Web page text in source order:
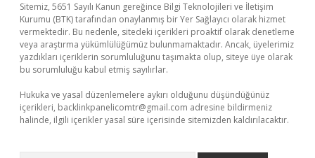
Sitemiz, 5651 Sayılı Kanun gereğince Bilgi Teknolojileri ve İletişim
Kurumu (BTK) tarafından onaylanmış bir Yer Sağlayıcı olarak hizmet
vermektedir. Bu nedenle, sitedeki içerikleri proaktif olarak denetleme
veya araştırma yükümlülüğümüz bulunmamaktadır. Ancak, üyelerimiz
yazdıkları içeriklerin sorumluluğunu taşımakta olup, siteye üye olarak
bu sorumluluğu kabul etmiş sayılırlar.
Hukuka ve yasal düzenlemelere aykırı olduğunu düşündüğünüz
içerikleri, backlinkpanelicomtr@gmail.com adresine bildirmeniz
halinde, ilgili içerikler yasal süre içerisinde sitemizden kaldırılacaktır.